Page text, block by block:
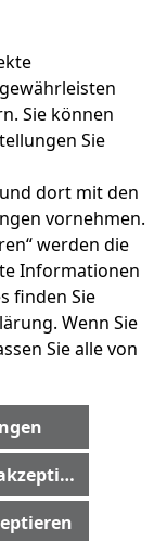
auf dem
Sie können
Sie
dort mit den
vornehmen.
werden die
Informationen
finden Sie
Wenn Sie
Sie alle von